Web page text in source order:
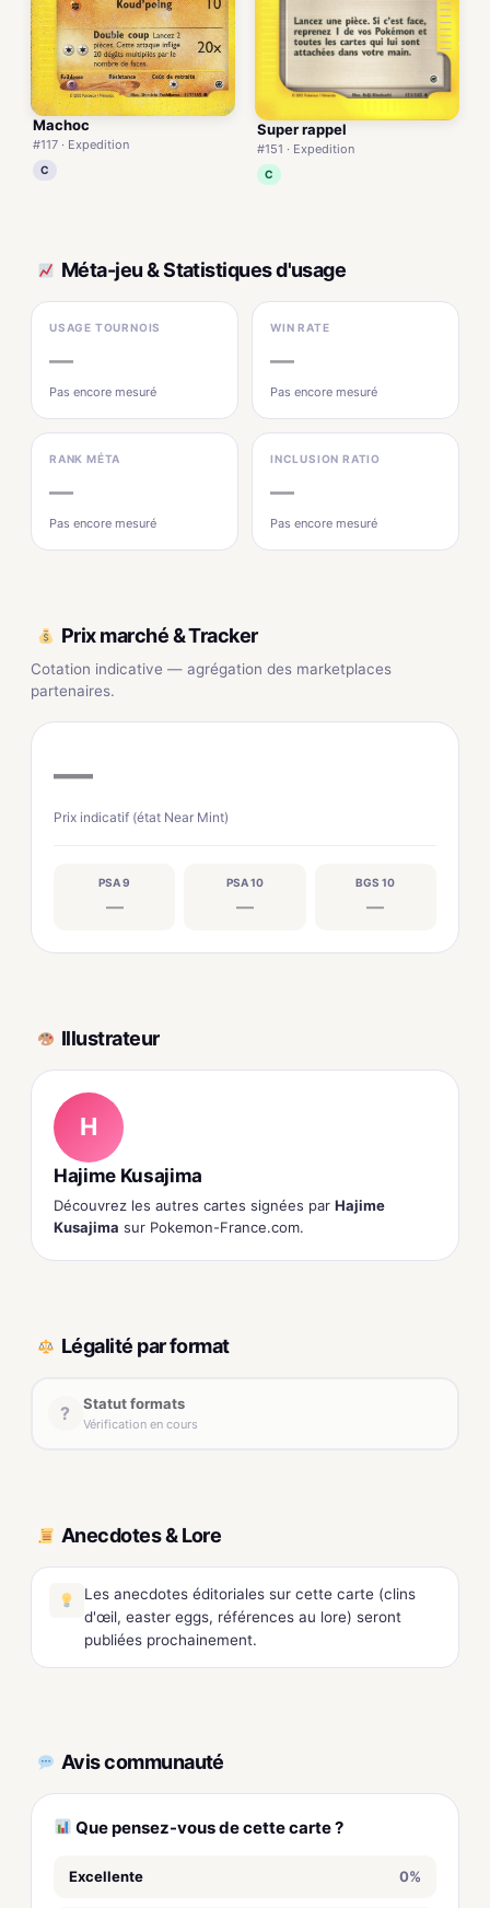
Machoc
#117 · Expedition
C
Super rappel
#151 · Expedition
C
Méta-jeu & Statistiques d'usage
USAGE TOURNOIS
—
Pas encore mesuré
WIN RATE
—
Pas encore mesuré
RANK MÉTA
—
Pas encore mesuré
INCLUSION RATIO
—
Pas encore mesuré
Prix marché & Tracker
Cotation indicative — agrégation des marketplaces
partenaires.
—
Prix indicatif (état Near Mint)
PSA 9
—
PSA 10
—
BGS 10
—
Illustrateur
H
Hajime Kusajima
Découvrez les autres cartes signées par Hajime
Kusajima sur Pokemon-France.com.
Légalité par format
? Statut formats
Vérification en cours
Anecdotes & Lore
Les anecdotes éditoriales sur cette carte (clins
d'œil, easter eggs, références au lore) seront
publiées prochainement.
Avis communauté
Que pensez-vous de cette carte ?
Excellente 0%